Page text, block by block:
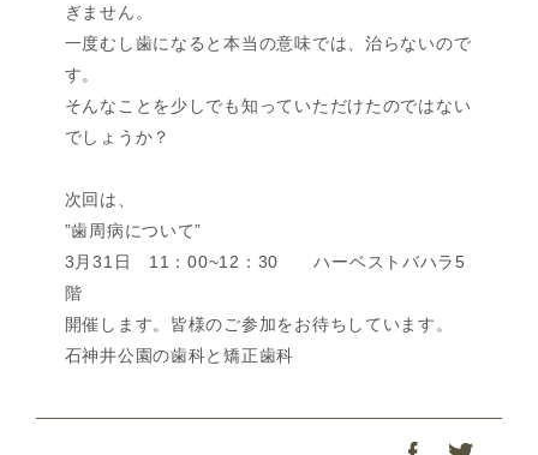
ぎません。
一度むし歯になると本当の意味では、治らないので
す。
そんなことを少しでも知っていただけたのではない
でしょうか？
次回は、
”歯周病について”
3月31日 11：00~12：30 ハーベストバハラ5
階
開催します。皆様のご参加をお待ちしています。
石神井公園の歯科と矯正歯科